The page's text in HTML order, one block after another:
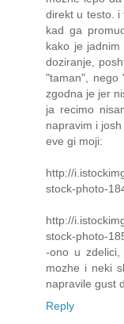
direkt u testo. i
kad ga
kako je
doziranje,
"taman", nego
zgodna je jer
ja recimo
napravim i
eve gi moji:
http://
stock-photo-
http://
stock-photo-
-ono u
mozhe i neki
napravile gust
Reply